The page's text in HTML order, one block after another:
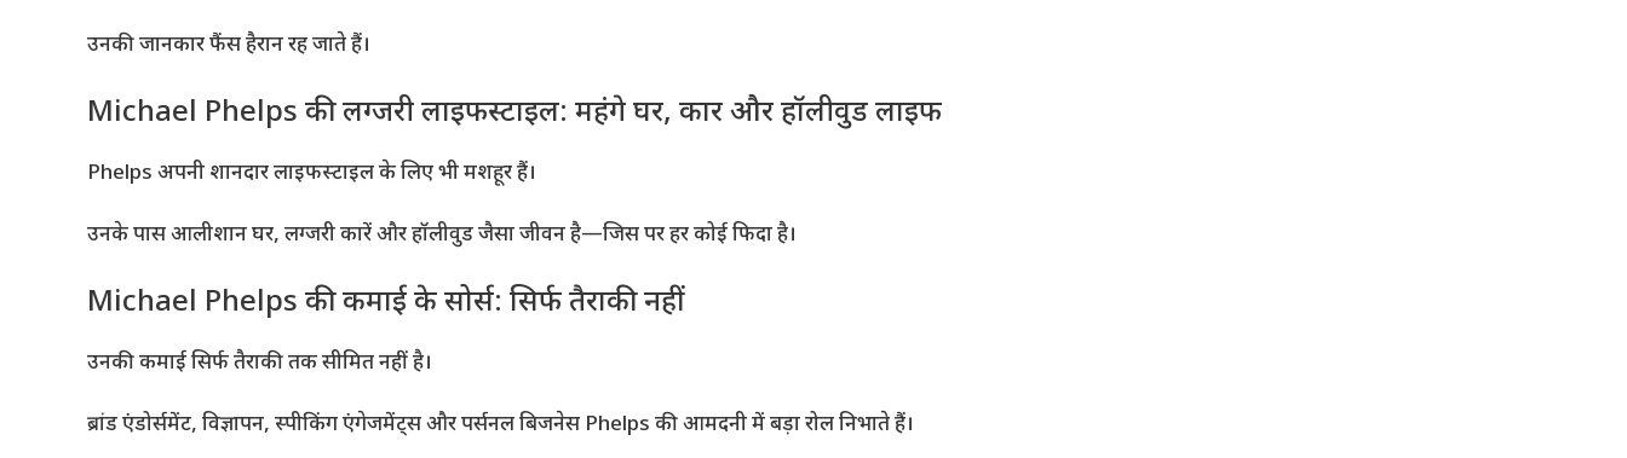
उनकी जानकार फैंस हैरान रह जाते हैं।
Michael Phelps की लग्जरी लाइफस्टाइल: महंगे घर, कार और हॉलीवुड लाइफ
Phelps अपनी शानदार लाइफस्टाइल के लिए भी मशहूर हैं।
उनके पास आलीशान घर, लग्जरी कारें और हॉलीवुड जैसा जीवन है—जिस पर हर कोई फिदा है।
Michael Phelps की कमाई के सोर्स: सिर्फ तैराकी नहीं
उनकी कमाई सिर्फ तैराकी तक सीमित नहीं है।
ब्रांड एंडोर्समेंट, विज्ञापन, स्पीकिंग एंगेजमेंट्स और पर्सनल बिजनेस Phelps की आमदनी में बड़ा रोल निभाते हैं।